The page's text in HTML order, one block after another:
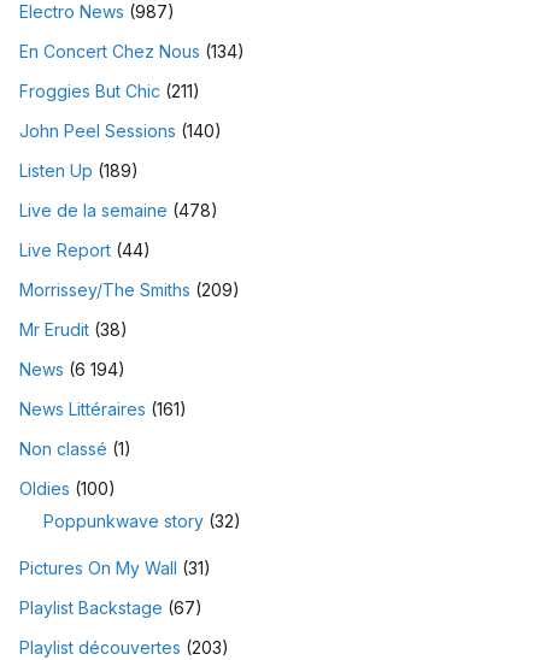
Electro News (987)
En Concert Chez Nous (134)
Froggies But Chic (211)
John Peel Sessions (140)
Listen Up (189)
Live de la semaine (478)
Live Report (44)
Morrissey/The Smiths (209)
Mr Erudit (38)
News (6 194)
News Littéraires (161)
Non classé (1)
Oldies (100)
Poppunkwave story (32)
Pictures On My Wall (31)
Playlist Backstage (67)
Playlist découvertes (203)